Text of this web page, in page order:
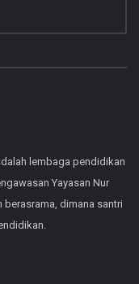
lembaga pendidikan
Yayasan Nur
dimana santri